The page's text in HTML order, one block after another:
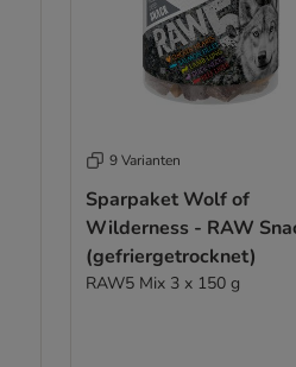
9 Varianten
Sparpaket Wolf of
Wilderness - RAW
(gefriergetrocknet)
RAW5 Mix 3 x 150 g